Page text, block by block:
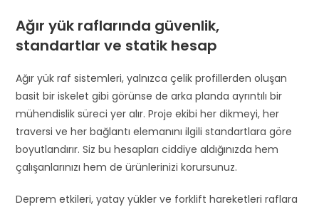
Ağır yük raflarında güvenlik,
standartlar ve statik hesap
Ağır yük raf sistemleri, yalnızca çelik profillerden oluşan
basit bir iskelet gibi görünse de arka planda ayrıntılı bir
mühendislik süreci yer alır. Proje ekibi her dikmeyi, her
traversi ve her bağlantı elemanını ilgili standartlara göre
boyutlandırır. Siz bu hesapları ciddiye aldığınızda hem
çalışanlarınızı hem de ürünlerinizi korursunuz.
Deprem etkileri, yatay yükler ve forklift hareketleri raflara